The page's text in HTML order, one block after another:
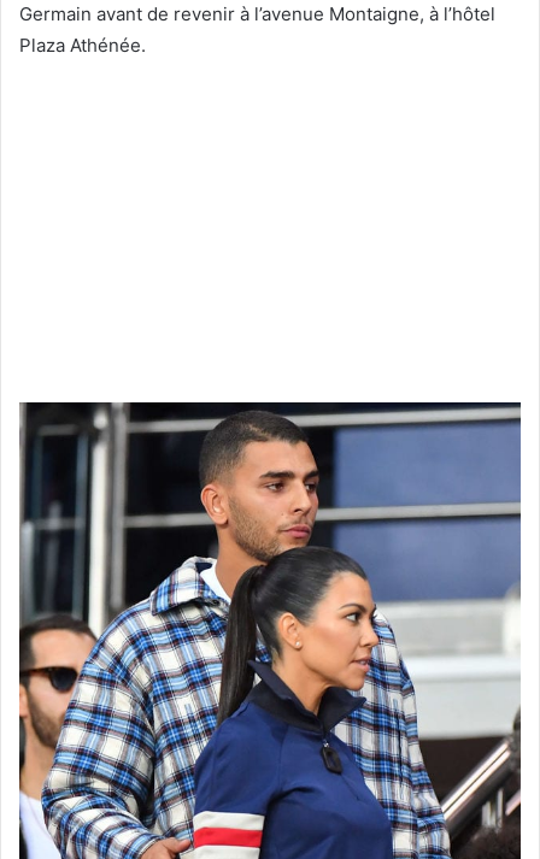
Germain avant de revenir à l’avenue Montaigne, à l’hôtel
Plaza Athénée.